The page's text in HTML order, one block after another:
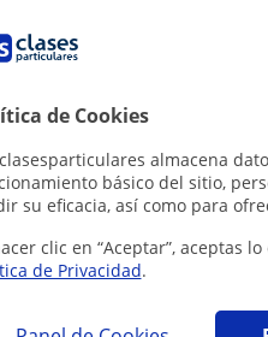
de Cookies
almacena
básico del sitio,
su eficacia, así como para
clic en “Aceptar”, aceptas
de Privacidad.